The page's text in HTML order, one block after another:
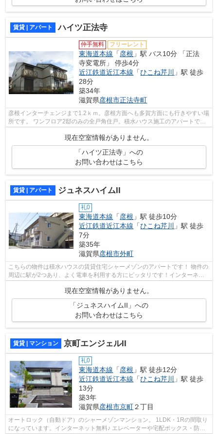
賃貸 | アパート ハイツ正法寺
仲手無料 フリーレント
東海道本線 「彦根 」駅 バス10分 「正法
寺変電所」 停歩4分
近江鉄道近江本線 「ひこね芹川
」駅 徒歩
28分
築34年
滋賀県彦根市正法寺町
彦根インターチェンジまで1.2ｋｍ。彦根方面へも多賀方面にも行きやすい場
所です。 ワンフロア2邸のみの全戸角住戸。積水ハウス施工のアパートで
現在空室情報がありません。
「ハイツ正法寺」への
お問い合わせはこちら
賃貸 | アパート ジュネスハイムII
礼0
東海道本線 「彦根 」駅 徒歩10分
近江鉄道近江本線 「ひこね芹川 」駅 徒歩
7分
築35年
滋賀県彦根市外町
こちらの物件は積水ハウスの賃貸住宅シャーメゾンのアパートです！ 物件の
周辺に駅が2つあり、よく電車を利用する方にピッタリです！インターネッ
ト回線がある物件です（eo光メゾンタ...
現在空室情報がありません。
「ジュネスハイムII」への
お問い合わせはこちら
賃貸 | マンション 京町エンジェルII
礼0
東海道本線 「彦根 」駅 徒歩12分
近江鉄道近江本線 「ひこね芹川
」駅 徒歩
13分
築3年
滋賀県彦根市京町２丁目
オートロック（自動ドア）のシャーメゾンマンション。 1LDK・1Rの間取り
になっています。インターネット無料♪ エレベーターや宅配ボックス・防犯